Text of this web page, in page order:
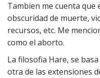
Tambien me cuenta que
obscuridad de muerte,
recursos, etc. Me
como el aborto.
La filosofia Hare, se
otra de las extensiones